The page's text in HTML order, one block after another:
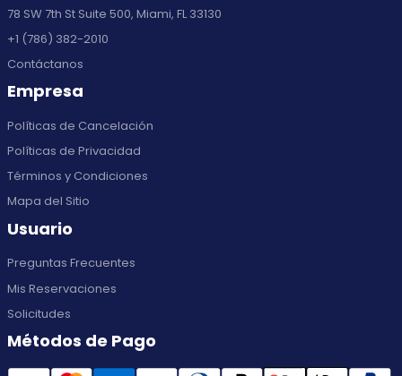
78 SW 7th St Suite 500, Miami, FL 33130
+1 (786) 382-2010
Contáctanos
Empresa
Políticas de Cancelación
Políticas de Privacidad
Términos y Condiciones
Mapa del Sitio
Usuario
Preguntas Frecuentes
Mis Reservaciones
Solicitudes
Métodos de Pago